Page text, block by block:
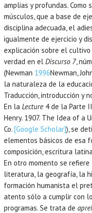
amplias y profundas.
músculos, que a base de
disciplina adecuada, el
igualmente de ejercicio y
explicación sobre el
verdad en el Discurso 7,
(Newman 1996Newman,
la naturaleza de la
Traducción, introducción y
En la Lecture 4 de la Parte
Henry. 1907. The Idea of a
Co. [Google Scholar]), se
elementos básicos de esa
composición, escritura
En otro momento se
literatura, la geografía, la
formación humanista el
atento sólo a cumplir con
programas. Se trata de